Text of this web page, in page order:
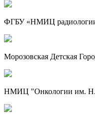
ФГБУ «НМИЦ
Морозовская Детская
НМИЦ "Онкологии им.